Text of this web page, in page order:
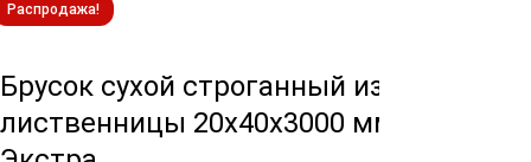
Распродажа!
Брусок сухой строганный из
лиственницы 20х40х3000 мм сорт